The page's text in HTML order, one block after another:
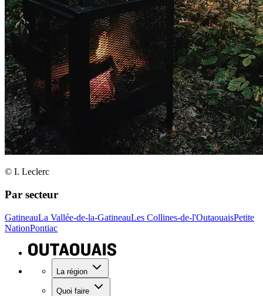
© I. Leclerc
Par secteur
GatineauLa Vallée-de-la-GatineauLes Collines-de-l'OutaouaisPetite
NationPontiac
La région
Quoi faire